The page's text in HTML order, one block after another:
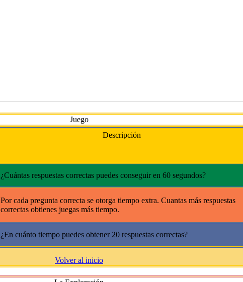
Juego
Descripción
¿Cuántas respuestas correctas puedes conseguir en 60 segundos?
Por cada pregunta correcta se otorga tiempo extra. Cuantas más respuestas
correctas obtienes juegas más tiempo.
¿En cuánto tiempo puedes obtener 20 respuestas correctas?
Volver al inicio